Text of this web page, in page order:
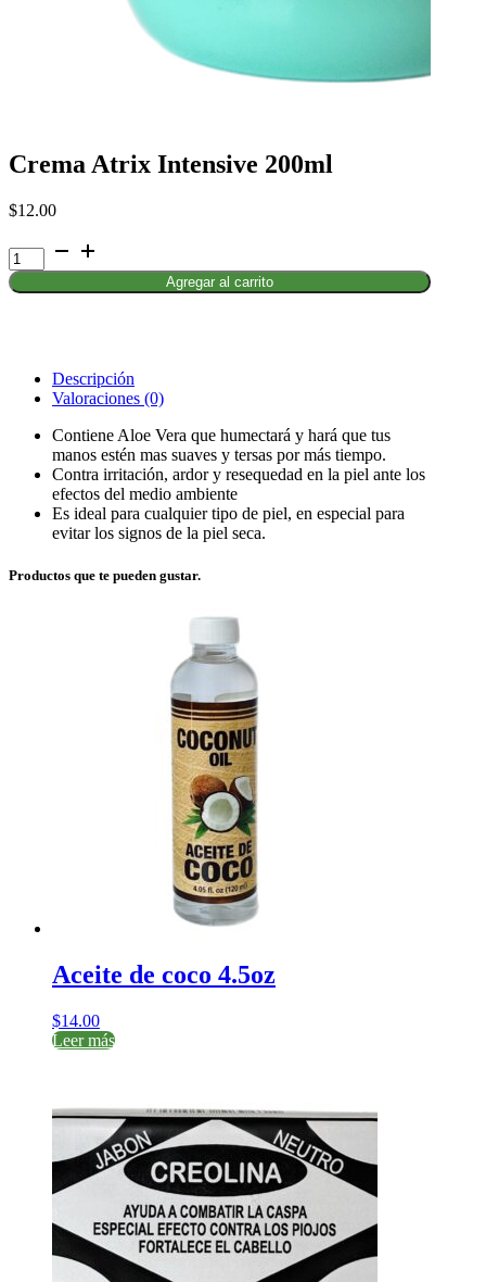
Crema Atrix Intensive 200ml
$12.00
Crema
Atrix
Intensive
Agregar al carrito
Descripción
Valoraciones (0)
Contiene Aloe Vera que humectará y hará que tus
manos estén mas suaves y tersas por más tiempo.
Contra irritación, ardor y resequedad en la piel ante los
efectos del medio ambiente
Es ideal para cualquier tipo de piel, en especial para
evitar los signos de la piel seca.
Productos que te pueden gustar.
Aceite de coco 4.5oz
$14.00
Leer más